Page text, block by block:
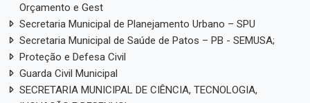
Orçamento e Gest
Secretaria Municipal de Planejamento Urbano – SPU
Secretaria Municipal de Saúde de Patos – PB - SEMUSA;
Proteção e Defesa Civil
Guarda Civil Municipal
SECRETARIA MUNICIPAL DE CIÊNCIA, TECNOLOGIA,